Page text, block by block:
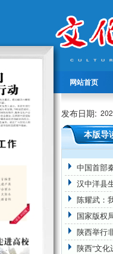
网站首页
发布日期:
本版导
汉中洋县
陈耀武：
国家版权
陕西“文